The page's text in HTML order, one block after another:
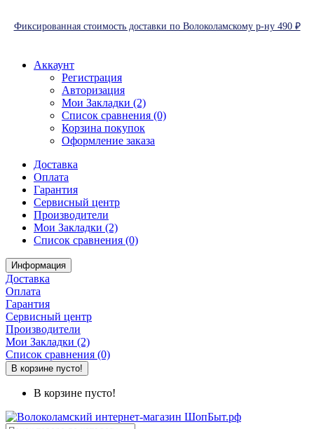
Фиксированная стоимость доставки по Волоколамскому р-ну 490 ₽
Аккаунт
Регистрация
Авторизация
Мои Закладки (2)
Список сравнения (0)
Корзина покупок
Оформление заказа
Доставка
Оплата
Гарантия
Сервисный центр
Производители
Мои Закладки (2)
Список сравнения (0)
Информация
Доставка
Оплата
Гарантия
Сервисный центр
Производители
Мои Закладки (2)
Список сравнения (0)
В корзине пусто!
В корзине пусто!